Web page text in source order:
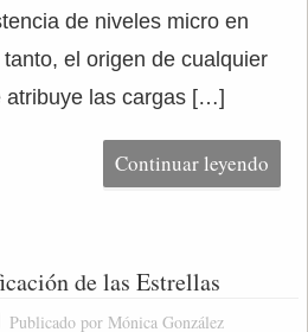
de niveles micro en
el origen de cualquier
atribuye las cargas […]
Continuar leyendo
de las Estrellas
Publicado por Mónica González